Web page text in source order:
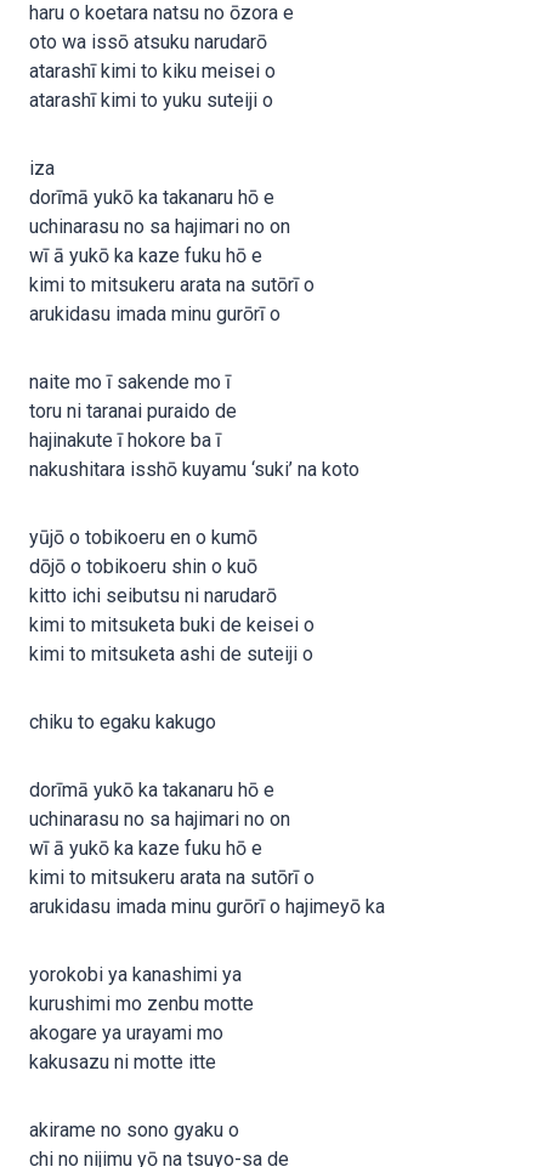
haru o koetara natsu no ōzora e
oto wa issō atsuku narudarō
atarashī kimi to kiku meisei o
atarashī kimi to yuku suteiji o
iza
dorīmā yukō ka takanaru hō e
uchinarasu no sa hajimari no on
wī ā yukō ka kaze fuku hō e
kimi to mitsukeru arata na sutōrī o
arukidasu imada minu gurōrī o
naite mo ī sakende mo ī
toru ni taranai puraido de
hajinakute ī hokore ba ī
nakushitara isshō kuyamu ‘suki’ na koto
yūjō o tobikoeru en o kumō
dōjō o tobikoeru shin o kuō
kitto ichi seibutsu ni narudarō
kimi to mitsuketa buki de keisei o
kimi to mitsuketa ashi de suteiji o
chiku to egaku kakugo
dorīmā yukō ka takanaru hō e
uchinarasu no sa hajimari no on
wī ā yukō ka kaze fuku hō e
kimi to mitsukeru arata na sutōrī o
arukidasu imada minu gurōrī o hajimeyō ka
yorokobi ya kanashimi ya
kurushimi mo zenbu motte
akogare ya urayami mo
kakusazu ni motte itte
akirame no sono gyaku o
chi no nijimu yō na tsuyo-sa de